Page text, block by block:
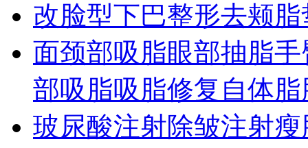
改脸型下巴整形去颊脂
面颈部吸脂眼部抽脂手
部吸脂吸脂修复 自体脂
玻尿酸注射除皱注射瘦